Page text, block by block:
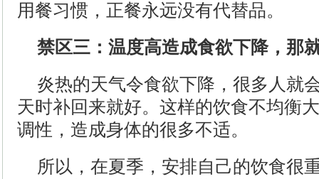
用餐习惯，正餐永远没有代替品。
禁区三：温度高造成食欲下降，那
炎热的天气令食欲下降，很多人就
天时补回来就好。这样的饮食不均衡
调性，造成身体的很多不适。
所以，在夏季，安排自己的饮食很